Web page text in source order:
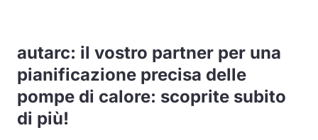
autarc: il vostro partner per una
pianificazione precisa delle
pompe di calore: scoprite subito
di più!